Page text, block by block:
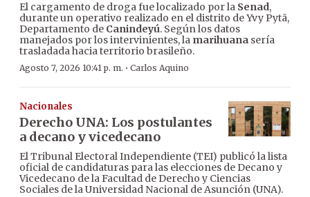
El cargamento de droga fue localizado por la Senad,
durante un operativo realizado en el distrito de Yvy Pytã,
Departamento de Canindeyú. Según los datos
manejados por los intervinientes, la marihuana sería
trasladada hacia territorio brasileño.
Agosto 7, 2026 10:41 p. m. · Carlos Aquino
Nacionales
Derecho UNA: Los postulantes
a decano y vicedecano
El Tribunal Electoral Independiente (TEI) publicó la lista
oficial de candidaturas para las elecciones de Decano y
Vicedecano de la Facultad de Derecho y Ciencias
Sociales de la Universidad Nacional de Asunción (UNA).